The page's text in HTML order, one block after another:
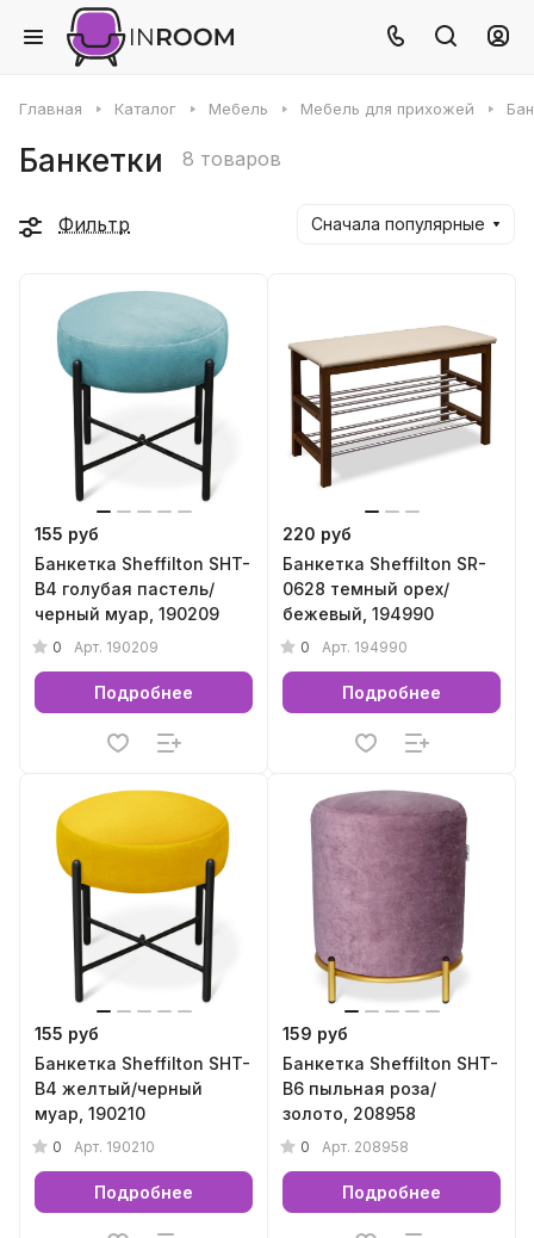
Главная Каталог Мебель Мебель для прихожей
Банкетки 8 товаров
Фильтр Сначала популярные
155 руб
Банкетка Sheffilton SHT-
B4 голубая пастель/
черный муар, 190209
0 Арт. 190209
Подробнее
220 руб
Банкетка Sheffilton SR-
0628 темный орех/
бежевый, 194990
0 Арт. 194990
Подробнее
155 руб
Банкетка Sheffilton SHT-
B4 желтый/черный
муар, 190210
0 Арт. 190210
Подробнее
159 руб
Банкетка Sheffilton SHT-
B6 пыльная роза/
золото, 208958
0 Арт. 208958
Подробнее